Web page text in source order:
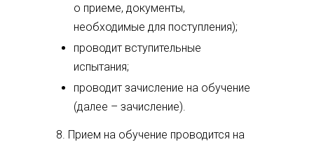
о приеме, документы,
необходимые для поступления);
проводит вступительные
испытания;
проводит зачисление на обучение
(далее – зачисление).
8. Прием на обучение проводится на